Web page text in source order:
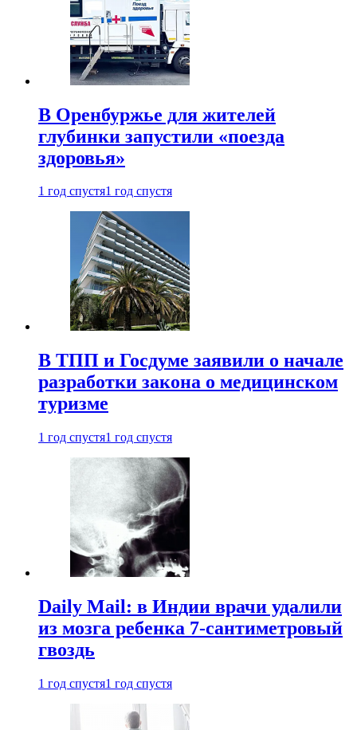
В Оренбуржье для жителей
глубинки запустили «поезда
здоровья»
1 год спустя1 год спустя
В ТПП и Госдуме заявили о начале
разработки закона о медицинском
туризме
1 год спустя1 год спустя
Daily Mail: в Индии врачи удалили
из мозга ребенка 7-сантиметровый
гвоздь
1 год спустя1 год спустя